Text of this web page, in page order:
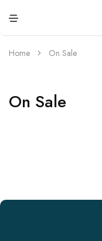
Force
Home On Sale
On Sale